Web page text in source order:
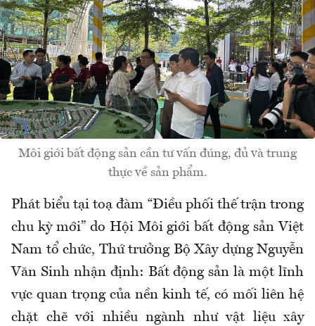
Môi giới bất động sản cần tư vấn đúng, đủ và trung
thực về sản phẩm.
Phát biểu tại toạ đàm “Điều phối thế trận trong
chu kỳ mới” do Hội Môi giới bất động sản Việt
Nam tổ chức, Thứ trưởng Bộ Xây dựng Nguyễn
Văn Sinh nhận định: Bất động sản là một lĩnh
vực quan trọng của nền kinh tế, có mối liên hệ
chặt chẽ với nhiều ngành như vật liệu xây